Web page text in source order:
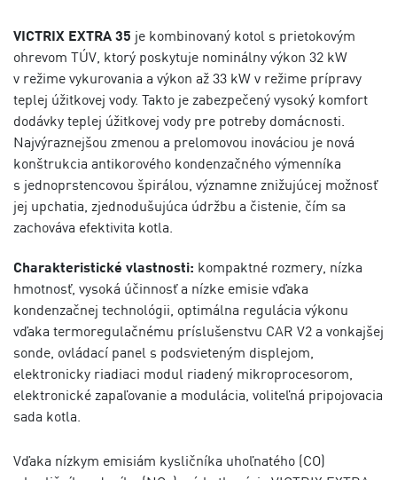
VICTRIX EXTRA 35 je kombinovaný kotol s prietokovým
ohrevom TÚV, ktorý poskytuje nominálny výkon 32 kW
v režime vykurovania a výkon až 33 kW v režime prípravy
teplej úžitkovej vody. Takto je zabezpečený vysoký komfort
dodávky teplej úžitkovej vody pre potreby domácnosti.
Najvýraznejšou zmenou a prelomovou inováciou je nová
konštrukcia antikorového kondenzačného výmenníka
s jednoprstencovou špirálou, významne znižujúcej možnosť
jej upchatia, zjednodušujúca údržbu a čistenie, čím sa
zachováva efektivita kotla.
Charakteristické vlastnosti: kompaktné rozmery, nízka
hmotnosť, vysoká účinnosť a nízke emisie vďaka
kondenzačnej technológii, optimálna regulácia výkonu
vďaka termoregulačnému príslušenstvu CAR V2 a vonkajšej
sonde, ovládací panel s podsvieteným displejom,
elektronicky riadiaci modul riadený mikroprocesorom,
elektronické zapaľovanie a modulácia, voliteľná pripojovacia
sada kotla.
Vďaka nízkym emisiám kysličníka uhoľnatého (CO)